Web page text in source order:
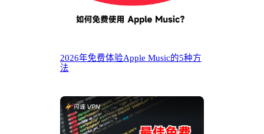
2026年免费体验Apple Music的5种方
法